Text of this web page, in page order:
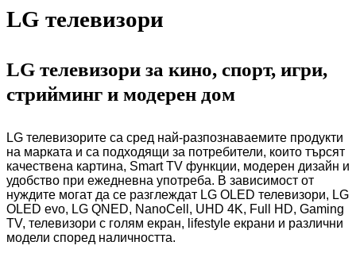
LG телевизори
LG телевизори за кино, спорт, игри,
стрийминг и модерен дом
LG телевизорите са сред най-разпознаваемите продукти
на марката и са подходящи за потребители, които търсят
качествена картина, Smart TV функции, модерен дизайн и
удобство при ежедневна употреба. В зависимост от
нуждите могат да се разглеждат LG OLED телевизори, LG
OLED evo, LG QNED, NanoCell, UHD 4K, Full HD, Gaming
TV, телевизори с голям екран, lifestyle екрани и различни
модели според наличността.